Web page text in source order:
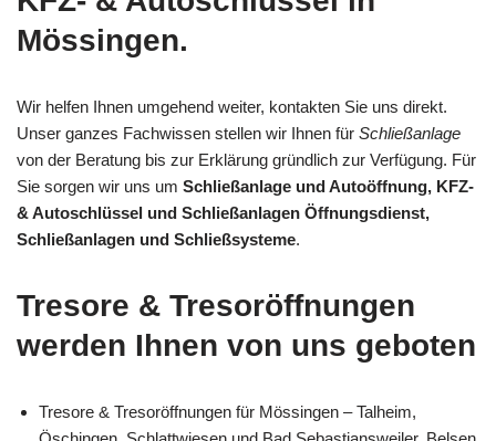
Mössingen.
Wir helfen Ihnen umgehend weiter, kontakten Sie uns direkt.
Unser ganzes Fachwissen stellen wir Ihnen für Schließanlage
von der Beratung bis zur Erklärung gründlich zur Verfügung. Für
Sie sorgen wir uns um Schließanlage und Autoöffnung, KFZ-
& Autoschlüssel und Schließanlagen Öffnungsdienst,
Schließanlagen und Schließsysteme.
Tresore & Tresoröffnungen
werden Ihnen von uns geboten
Tresore & Tresoröffnungen für Mössingen – Talheim,